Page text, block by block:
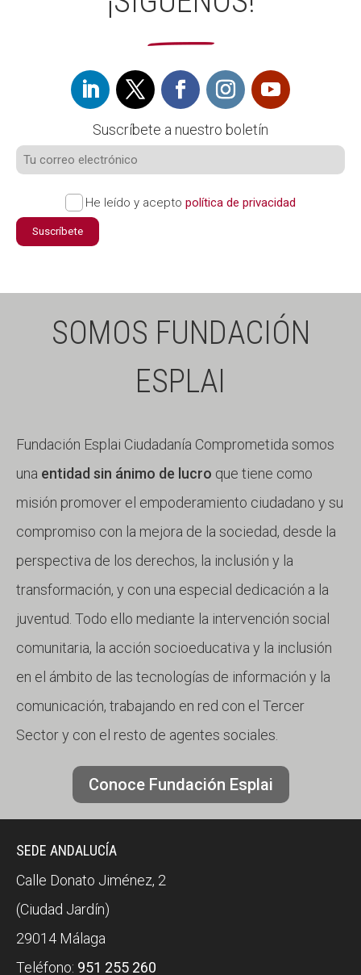
Suscríbete a nuestro boletín
He leído y acepto política de privacidad
Suscríbete
SOMOS FUNDACIÓN
ESPLAI
Fundación Esplai Ciudadanía Comprometida somos
una entidad sin ánimo de lucro que tiene como
misión promover el empoderamiento ciudadano y su
compromiso con la mejora de la sociedad, desde la
perspectiva de los derechos, la inclusión y la
transformación, y con una especial dedicación a la
juventud. Todo ello mediante la intervención social
comunitaria, la acción socioeducativa y la inclusión
en el ámbito de las tecnologías de información y la
comunicación, trabajando en red con el Tercer
Sector y con el resto de agentes sociales.
Conoce Fundación Esplai
SEDE ANDALUCÍA
Calle Donato Jiménez, 2
(Ciudad Jardín)
29014 Málaga
Teléfono: 951 255 260